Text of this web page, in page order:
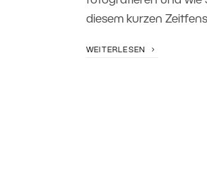
diesem kurzen
WEITERLESEN